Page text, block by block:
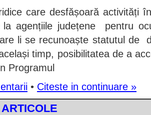
care desfășoară activități
agențiile județene pentru
li se recunoaște statutul de
timp, posibilitatea de a
Programul
• Citeste in continuare »